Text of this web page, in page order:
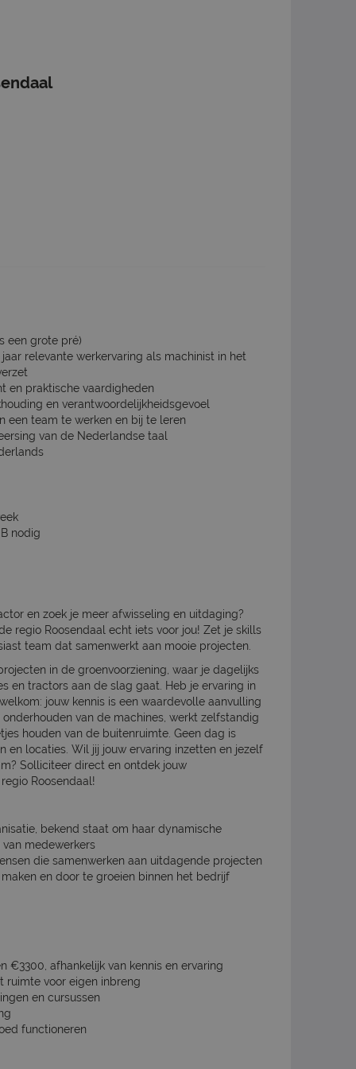
een grote pré)
jaar relevante werkervaring als machinist in het
en praktische vaardigheden
en verantwoordelijkheidsgevoel
een team te werken en bij te leren
van de Nederlandse taal
nodig
en zoek je meer afwisseling en uitdaging?
regio Roosendaal echt iets voor jou! Zet je skills
team dat samenwerkt aan mooie projecten.
in de groenvoorziening, waar je dagelijks
en tractors aan de slag gaat. Heb je ervaring in
jouw kennis is een waardevolle aanvulling
van de machines, werkt zelfstandig
houden van de buitenruimte. Geen dag is
en locaties. Wil jij jouw ervaring inzetten en jezelf
Solliciteer direct en ontdek jouw
Roosendaal!
bekend staat om haar dynamische
medewerkers
die samenwerken aan uitdagende projecten
en door te groeien binnen het bedrijf
€3300, afhankelijk van kennis en ervaring
ruimte voor eigen inbreng
en cursussen
functioneren